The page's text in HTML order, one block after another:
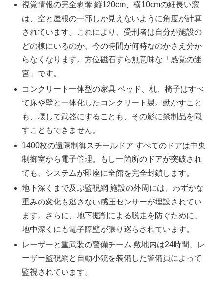
視覚情報の完全剥奪 縦120cm、横10cmの細長い窓
は、空と屋根の一部しか見えないように角度が計算
されています。これにより、受刑者は自分が施設の
どの棟にいるのか、今の時間が何時なのかさえ分か
らなくなります。方位磁石すら無意味な「感覚の迷
宮」です。
コンクリート一体型の家具 ベッド、机、椅子はすべ
て床や壁と一体化したコンクリート製。動かすこと
も、壊して武器にすることも、その影に禁制品を隠
すこともできません。
1400枚の遠隔制御スチールドア すべてのドアは中央
制御室から電子管理。もし一箇所のドアが突破され
ても、システムが即座に全館を完全封鎖します。
地下深くまで及ぶ監視網 施設の外周には、わずかな
重みの変化も逃さない感圧センサーが埋設されてい
ます。さらに、地下掘削による脱走を防ぐために、
地中深くにも電子障壁が張り巡らされています。
レーザーと重武装の警備チーム 敷地内は24時間、レ
ーザー監視網と自動小銃を装備した警備員によって
監視されています。